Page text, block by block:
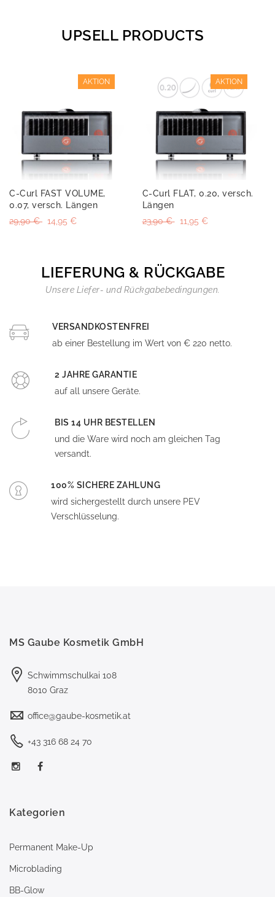
UPSELL PRODUCTS
AKTION
C-Curl FAST VOLUME,
0.07, versch. Längen
29,90 €
14,95 €
AKTION
C-Curl FLAT, 0.20, versch.
Längen
23,90 €
11,95 €
LIEFERUNG & RÜCKGABE
Unsere Liefer- und Rückgabebedingungen.
VERSANDKOSTENFREI
ab einer Bestellung im Wert von € 220 netto.
2 JAHRE GARANTIE
auf all unsere Geräte.
BIS 14 UHR BESTELLEN
und die Ware wird noch am gleichen Tag
versandt.
100% SICHERE ZAHLUNG
wird sichergestellt durch unsere PEV
Verschlüsselung.
MS Gaube Kosmetik GmbH
Schwimmschulkai 108
8010 Graz
office@gaube-kosmetik.at
+43 316 68 24 70
Kategorien
Permanent Make-Up
Microblading
BB-Glow